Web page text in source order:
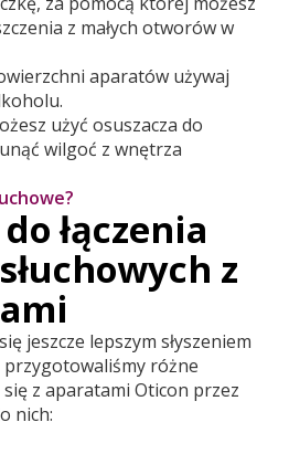
z małych otworów w
aparatów używaj
użyć osuszacza do
wilgoć z wnętrza
łączenia
z
jeszcze lepszym słyszeniem
różne
z aparatami Oticon przez
nich: